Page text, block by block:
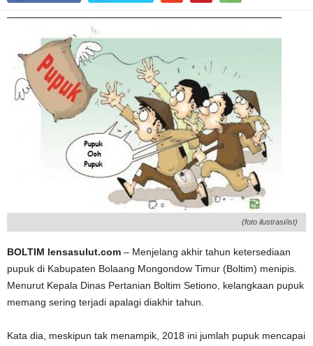
(foto ilustrasi/ist)
BOLTIM lensasulut.com – Menjelang akhir tahun ketersediaan
pupuk di Kabupaten Bolaang Mongondow Timur (Boltim) menipis.
Menurut Kepala Dinas Pertanian Boltim Setiono, kelangkaan pupuk
memang sering terjadi apalagi diakhir tahun.
Kata dia, meskipun tak menampik, 2018 ini jumlah pupuk mencapai